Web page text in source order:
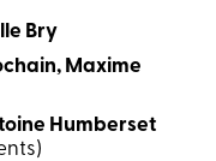
Bry
Maxime
Humberset